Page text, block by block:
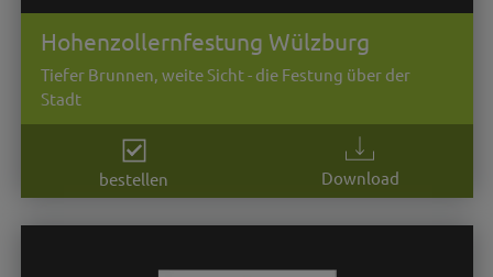
Hohenzollernfestung Wülzburg
Tiefer Brunnen, weite Sicht - die Festung über der
Stadt
bestellen Download